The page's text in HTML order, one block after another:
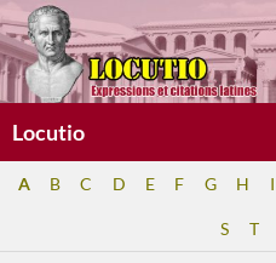
Aller
au
contenu
Locutio
A B C D E F G H I
S T